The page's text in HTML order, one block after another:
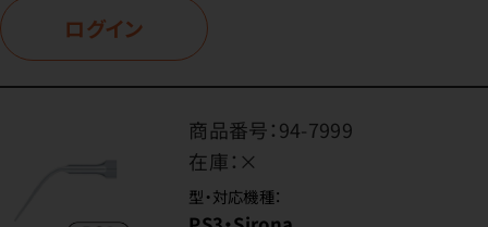
ログイン
商品番号：94-7999
在庫： ×
型・対応機種：